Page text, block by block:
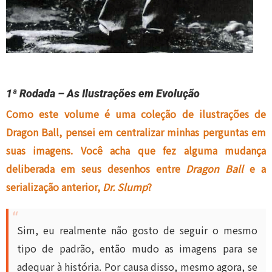
1ª Rodada – As Ilustrações em Evolução
Como este volume é uma coleção de ilustrações de
Dragon Ball, pensei em centralizar minhas perguntas em
suas imagens. Você acha que fez alguma mudança
deliberada em seus desenhos entre Dragon Balle a
serialização anterior, Dr. Slump?
Sim, eu realmente não gosto de seguir o mesmo
tipo de padrão, então mudo as imagens para se
adequar à história. Por causa disso, mesmo agora, se